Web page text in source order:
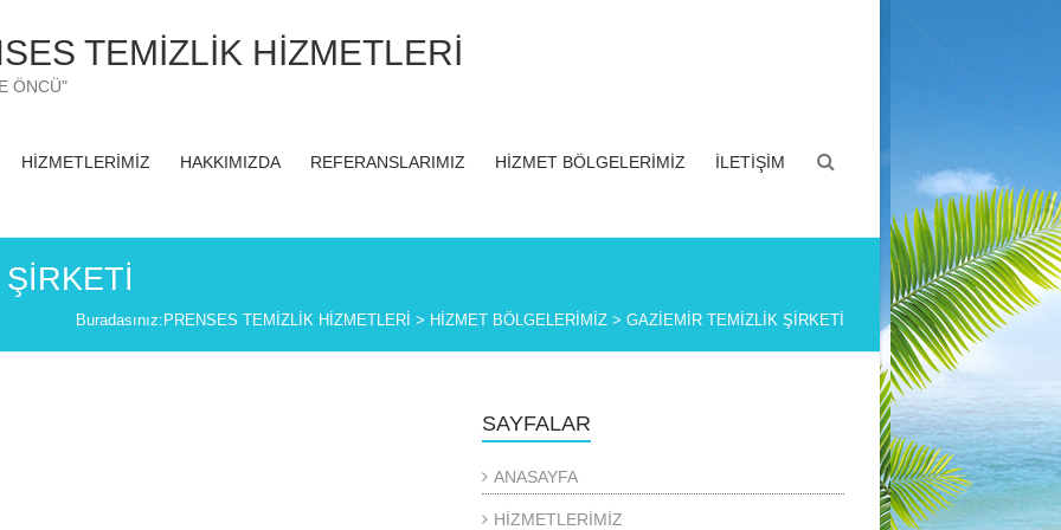
TEMİZLİK HİZMETLERİ
ÖNCÜ"
HİZMETLERİMİZ HAKKIMIZDA REFERANSLARIMIZ HİZMET BÖLGELERİMİZ İLETİŞİM
Buradasınız: PRENSES TEMİZLİK HİZMETLERİ > HİZMET BÖLGELERİMİZ > GAZİEMİR TEMİZLİK ŞİRKETİ
SAYFALAR
ANASAYFA
HİZMETLERİMİZ